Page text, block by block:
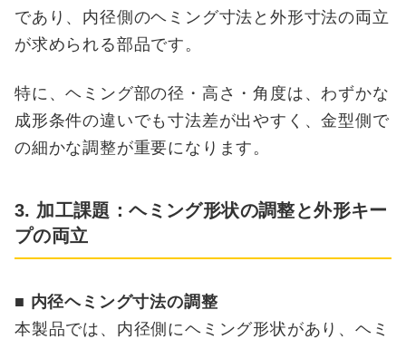
であり、内径側のヘミング寸法と外形寸法の両立
が求められる部品です。
特に、ヘミング部の径・高さ・角度は、わずかな
成形条件の違いでも寸法差が出やすく、金型側で
の細かな調整が重要になります。
3. 加工課題：ヘミング形状の調整と外形キー
プの両立
■ 内径ヘミング寸法の調整
本製品では、内径側にヘミング形状があり、ヘミ